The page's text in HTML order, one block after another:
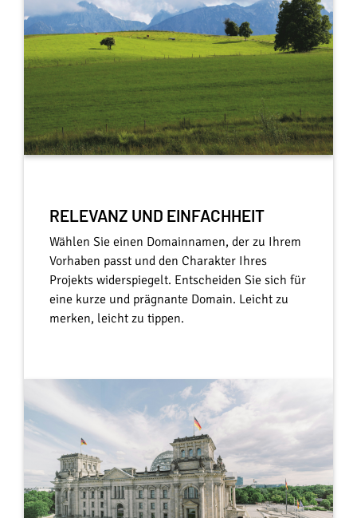
RELEVANZ UND EINFACHHEIT
Wählen Sie einen Domainnamen, der zu Ihrem
Vorhaben passt und den Charakter Ihres
Projekts widerspiegelt. Entscheiden Sie sich für
eine kurze und prägnante Domain. Leicht zu
merken, leicht zu tippen.